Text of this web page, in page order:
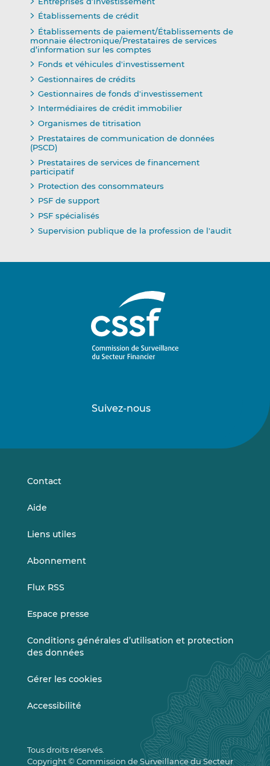
Établissements de crédit
Établissements de paiement/Établissements de
monnaie électronique/Prestataires de services
d’information sur les comptes
Fonds et véhicules d'investissement
Gestionnaires de crédits
Gestionnaires de fonds d'investissement
Intermédiaires de crédit immobilier
Organismes de titrisation
Prestataires de communication de données
(PSCD)
Prestataires de services de financement
participatif
Protection des consommateurs
PSF de support
PSF spécialisés
Supervision publique de la profession de l'audit
Suivez-nous
sursur
Contact
Aide
Liens utiles
Abonnement
Flux RSS
Espace presse
Conditions générales d’utilisation et protection
des données
Gérer les cookies
Accessibilité
Tous droits réservés.
Copyright © Commission de Surveillance du Secteur